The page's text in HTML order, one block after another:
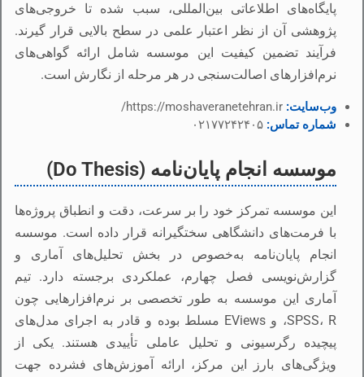
پایگاه‌های اطلاعاتی بین‌المللی، سبب شده تا خروجی‌های
پژوهشی آن از نظر اعتبار علمی در سطح بالایی قرار گیرند.
فرآیند تضمین کیفیت این موسسه شامل ارائه گواهی‌های
نرم‌افزارهای اصالت‌سنجی در هر مرحله از نگارش است.
وب‌سایت:
شماره تماس:
موسسه انجام پایان‌نامه (Do Thesis)
این موسسه تمرکز خود را بر سرعت، دقت و انطباق پروژه‌ها
با فرمت‌های دانشگاهی سختگیرانه قرار داده است. موسسه
انجام پایان‌نامه به‌خصوص در بخش تحلیل‌های آماری و
گزارش‌نویسی فصل چهارم، عملکردی برجسته دارد. تیم
آماری این موسسه به طور تخصصی بر نرم‌افزارهایی چون
SPSS، R، و EViews مسلط بوده و قادر به اجرای مدل‌های
پیچیده رگرسیونی و تحلیل عاملی تأییدی هستند. یکی از
ویژگی‌های بارز این مرکز، ارائه آموزش‌های فشرده جهت